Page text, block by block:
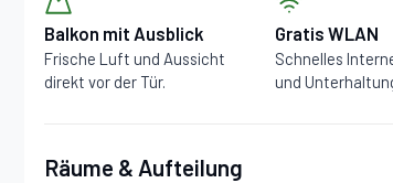
Balkon mit Ausblick
Frische Luft und Aussicht
direkt vor der Tür.
Gratis WLAN
Schnelles
und
Räume & Aufteilung